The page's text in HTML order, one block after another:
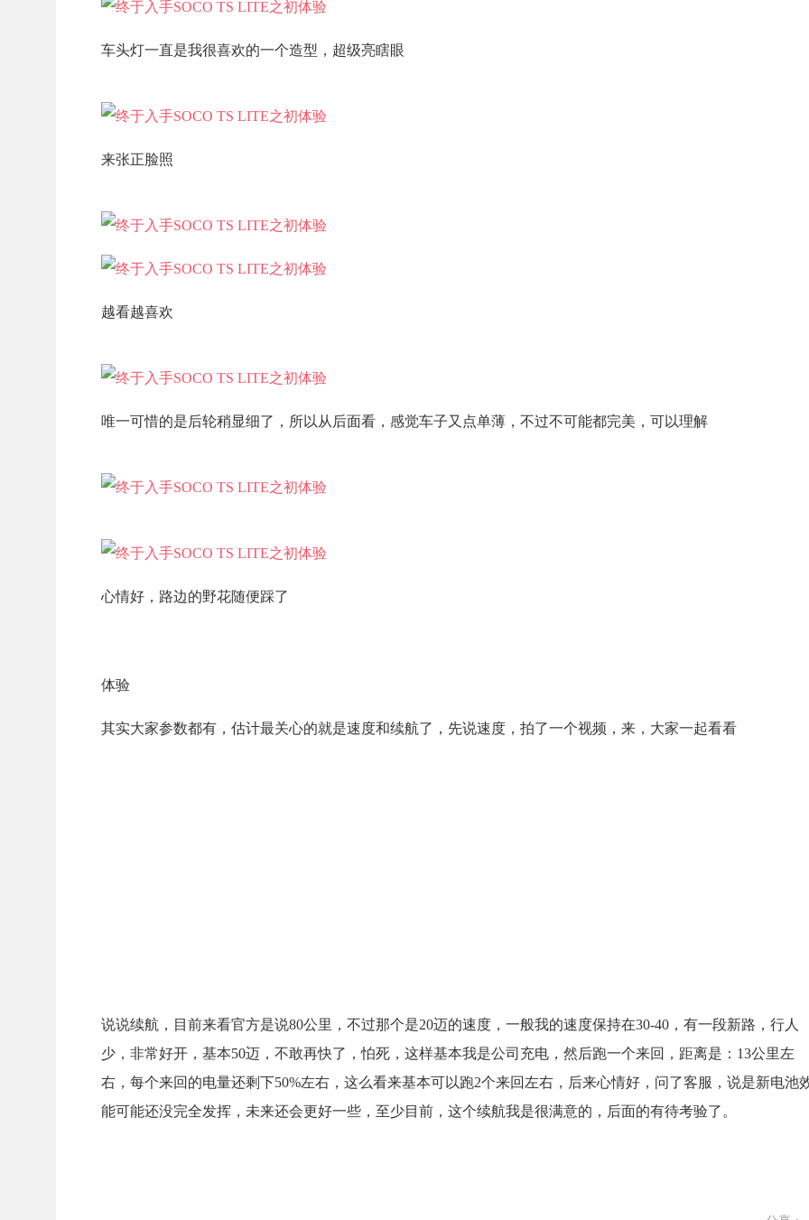
车头灯一直是我很喜欢的一个造型，超级亮瞎眼
来张正脸照
越看越喜欢
唯一可惜的是后轮稍显细了，所以从后面看，感觉车子又点单薄，不过不可能都完美，可以理解
心情好，路边的野花随便踩了
体验
其实大家参数都有，估计最关心的就是速度和续航了，先说速度，拍了一个视频，来，大家一起看看
说说续航，目前来看官方是说80公里，不过那个是20迈的速度，一般我的速度保持在30-40，有一段新路，行人
少，非常好开，基本50迈，不敢再快了，怕死，这样基本我是公司充电，然后跑一个来回，距离是：13公里左
右，每个来回的电量还剩下50%左右，这么看来基本可以跑2个来回左右，后来心情好，问了客服，说是新电池
能可能还没完全发挥，未来还会更好一些，至少目前，这个续航我是很满意的，后面的有待考验了。